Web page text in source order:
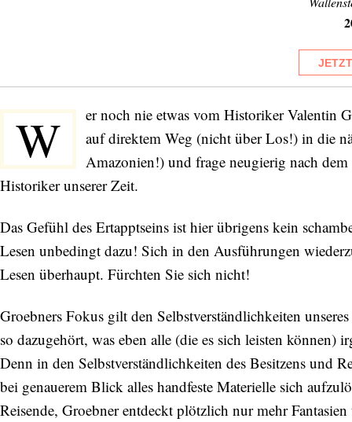
W
er noch nie etwas vom Historiker Valentin
auf direktem Weg (nicht über Los!) in die
Amazonien!) und frage neugierig nach
Historiker unserer Zeit.
Das Gefühl des Ertapptseins ist hier übrigens kein
Lesen unbedingt dazu! Sich in den Ausführungen
Lesen überhaupt. Fürchten Sie sich nicht!
Groebners Fokus gilt den Selbstverständlichkeiten
so dazugehört, was eben alle (die es sich leisten können)
Denn in den Selbstverständlichkeiten des Besitzens und
bei genauerem Blick alles handfeste Materielle sich
Reisende, Groebner entdeckt plötzlich nur mehr